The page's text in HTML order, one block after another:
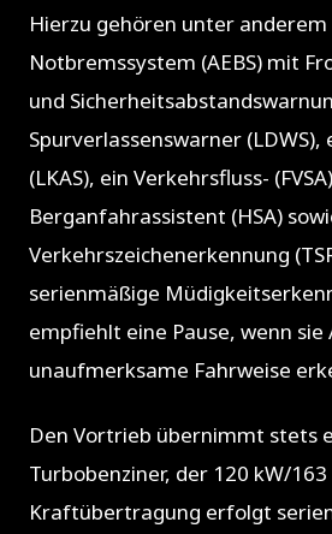
Hierzu gehören unter
Notbremssystem (AEBS) mit
und
Spurverlassenswarner (LDWS),
(LKAS), ein Verkehrsfluss-
Berganfahrassistent (HSA)
Verkehrszeichenerkennung
serienmäßige
empfiehlt eine Pause, wenn sie
unaufmerksame Fahrweise
Den Vortrieb übernimmt stets
Turbobenziner, der 120 kW/
Kraftübertragung erfolgt